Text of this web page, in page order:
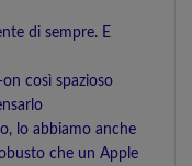
di sempre. E
così spazioso
lo abbiamo anche
che un Apple